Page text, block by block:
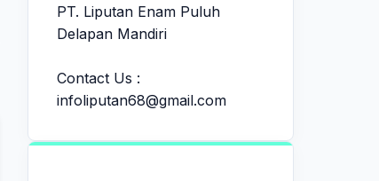
PT. Liputan Enam Puluh
Delapan Mandiri
Contact Us :
infoliputan68@gmail.com